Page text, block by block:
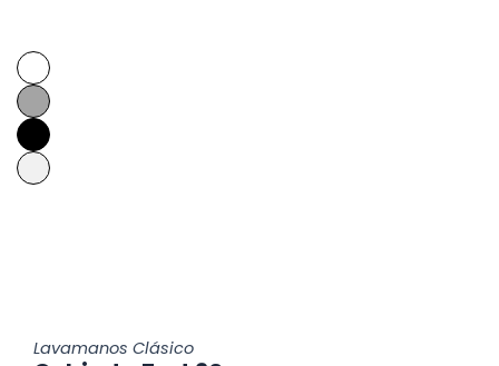
Lavamanos Clásico